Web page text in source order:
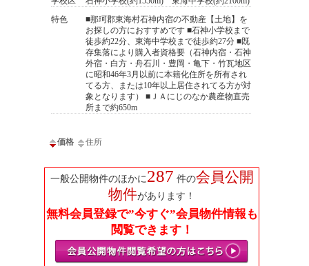
特色
■那珂郡東海村石神内宿の不動産【土地】を
お探しの方におすすめです ■石神小学校まで
徒歩約22分、東海中学校まで徒歩約27分 ■既
存集落により購入者資格要（石神内宿・石神
外宿・白方・舟石川・豊岡・亀下・竹瓦地区
に昭和46年3月以前に本籍化住所を所有され
てる方、または10年以上居住されてる方が対
象となります） ■ＪＡにじのなか農産物直売
所まで約650m
価格 住所
一般公開物件のほかに287 件の会員公開
物件があります！
無料会員登録で”今すぐ”会員物件情報も
閲覧できます！